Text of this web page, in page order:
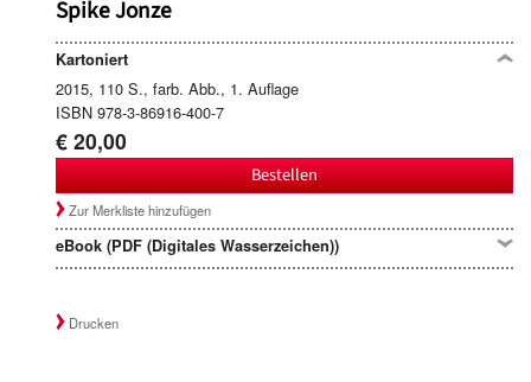
Spike Jonze
Kartoniert
2015, 110 S., farb. Abb., 1. Auflage
ISBN 978-3-86916-400-7
€ 20,00
Bestellen
Zur Merkliste hinzufügen
eBook (PDF (Digitales Wasserzeichen))
Drucken